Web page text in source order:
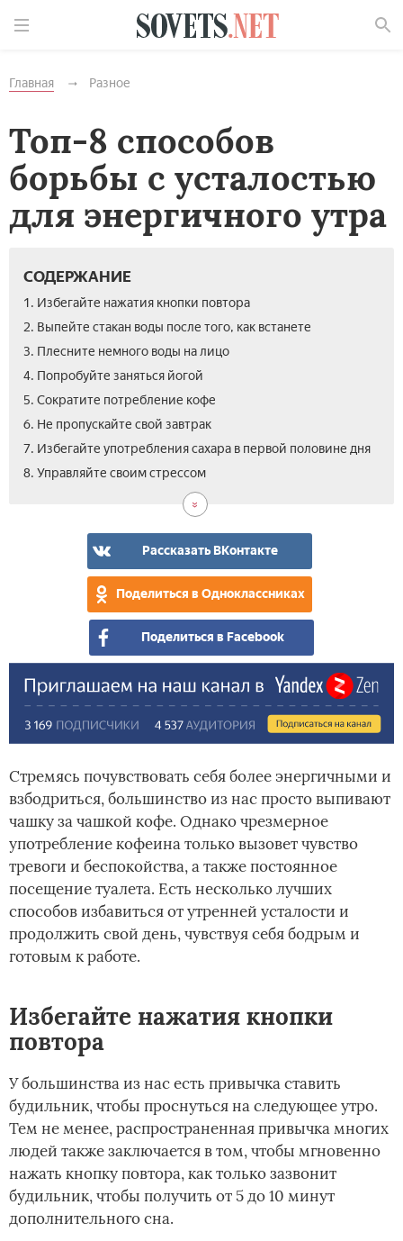
Главная Разное
Топ-8 способов
борьбы с усталостью
для энергичного утра
СОДЕРЖАНИЕ
1. Избегайте нажатия кнопки повтора
2. Выпейте стакан воды после того, как встанете
3. Плесните немного воды на лицо
4. Попробуйте заняться йогой
5. Сократите потребление кофе
6. Не пропускайте свой завтрак
7. Избегайте употребления сахара в первой половине дня
8. Управляйте своим стрессом
Рассказать ВКонтакте
Поделиться в Одноклассниках
Поделиться в Facebook
Стремясь почувствовать себя более энергичными и
взбодриться, большинство из нас просто выпивают
чашку за чашкой кофе. Однако чрезмерное
употребление кофеина только вызовет чувство
тревоги и беспокойства, а также постоянное
посещение туалета. Есть несколько лучших
способов избавиться от утренней усталости и
продолжить свой день, чувствуя себя бодрым и
готовым к работе.
Избегайте нажатия кнопки
повтора
У большинства из нас есть привычка ставить
будильник, чтобы проснуться на следующее утро.
Тем не менее, распространенная привычка многих
людей также заключается в том, чтобы мгновенно
нажать кнопку повтора, как только зазвонит
будильник, чтобы получить от 5 до 10 минут
дополнительного сна.